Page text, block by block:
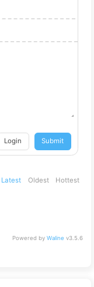
Login Submit
Latest Oldest Hottest
Powered by Waline v3.5.6